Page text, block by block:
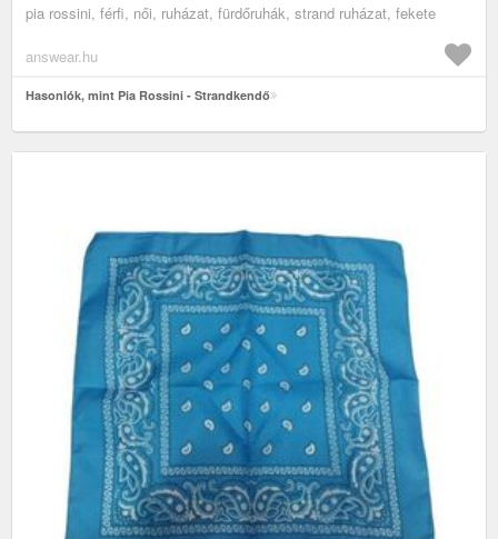
pia rossini, férfi, női, ruházat, fürdőruhák, strand ruházat, fekete
answear.hu
Hasonlók, mint Pia Rossini - Strandkendő